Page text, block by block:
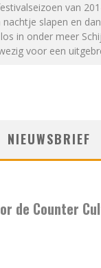
van
nachtje slapen en
in onder meer
voor een
NIEUWSBRIEF
de Counter